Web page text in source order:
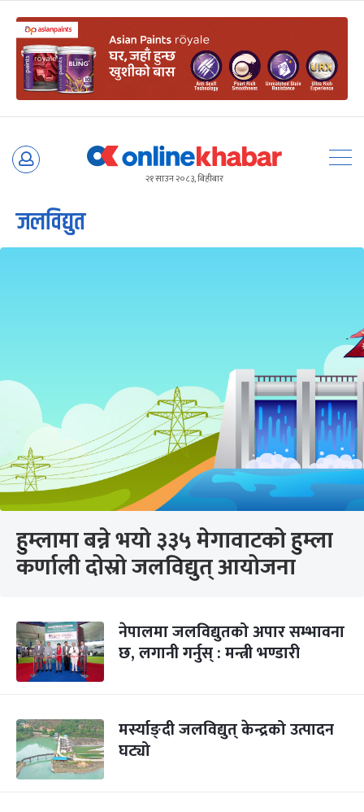
Skip
२१ साउन २०८३, बिहीबार
जलविद्युत
हुम्लामा बन्ने भयो ३३५ मेगावाटको हुम्ला
कर्णाली दोस्रो जलविद्युत् आयोजना
नेपालमा जलविद्युतको अपार सम्भावना
छ, लगानी गर्नुस् : मन्त्री भण्डारी
मर्स्याङ्दी जलविद्युत् केन्द्रको उत्पादन
घट्यो